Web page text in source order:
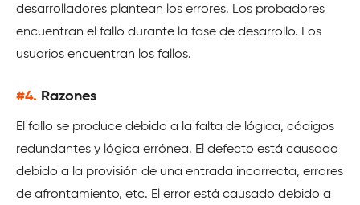
desarrolladores plantean los errores. Los probadores
encuentran el fallo durante la fase de desarrollo. Los
usuarios encuentran los fallos.
#4. Razones
El fallo se produce debido a la falta de lógica, códigos
redundantes y lógica errónea. El defecto está causado
debido a la provisión de una entrada incorrecta, errores
de afrontamiento, etc. El error está causado debido a